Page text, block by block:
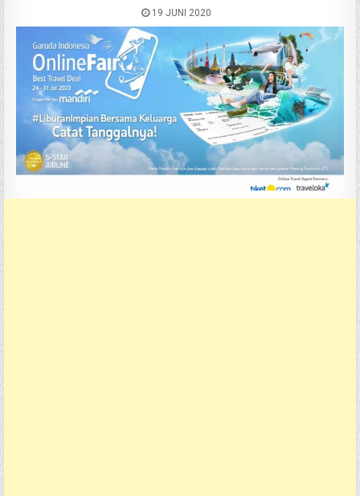
19 JUNI 2020